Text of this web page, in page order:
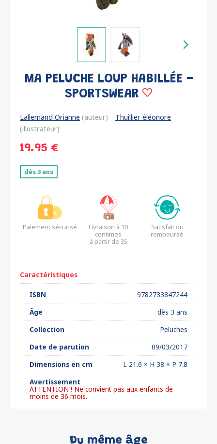
MA PELUCHE LOUP HABILLÉE -
SPORTSWEAR
Lallemand Orianne (auteur)
Thuillier éléonore
(illustrateur)
19.95 €
dès 3 ans
Paiement sécurisé
Livraison à 10
centimes
à partir de 35
Satisfait ou
remboursé
Caractéristiques
ISBN
9782733847244
Âge
dès 3 ans
Collection
Peluches
Date de parution
09/03/2017
Dimensions en cm
L 21.6 × H 38 × P 7.8
Avertissement
ATTENTION ! Ne convient pas aux enfants de
moins de 36 mois.
Du même âge